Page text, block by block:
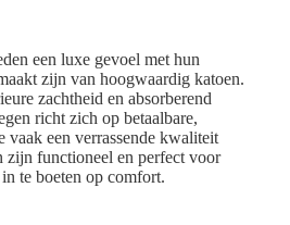
een luxe gevoel met hun
zijn van hoogwaardig katoen.
zachtheid en absorberend
richt zich op betaalbare,
vaak een verrassende kwaliteit
zijn functioneel en perfect voor
te boeten op comfort.